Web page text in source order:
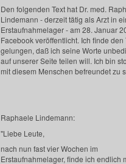
Den folgenden Text hat Dr. med.
Lindemann - derzeit tätig als Arzt in
Erstaufnahmelager - am 28. Januar
Facebook veröffentlicht. Ich finde den
gelungen, daß ich seine Worte
auf unserer Seite teilen will. Ich bin
mit diesem Menschen befreundet zu
Raphaele Lindemann:
"Liebe Leute,
nach nun fast vier Wochen im
Erstaufnahmelager, finde ich endlich